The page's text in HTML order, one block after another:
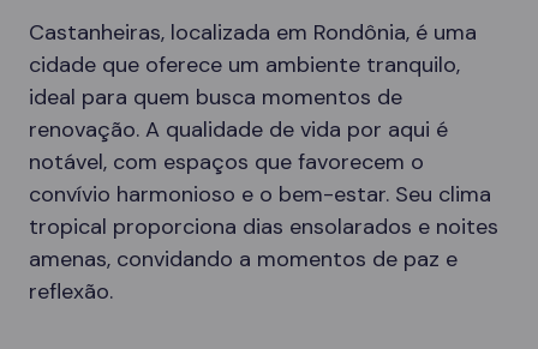
Castanheiras, localizada em Rondônia, é uma
cidade que oferece um ambiente tranquilo,
ideal para quem busca momentos de
renovação. A qualidade de vida por aqui é
notável, com espaços que favorecem o
convívio harmonioso e o bem-estar. Seu clima
tropical proporciona dias ensolarados e noites
amenas, convidando a momentos de paz e
reflexão.